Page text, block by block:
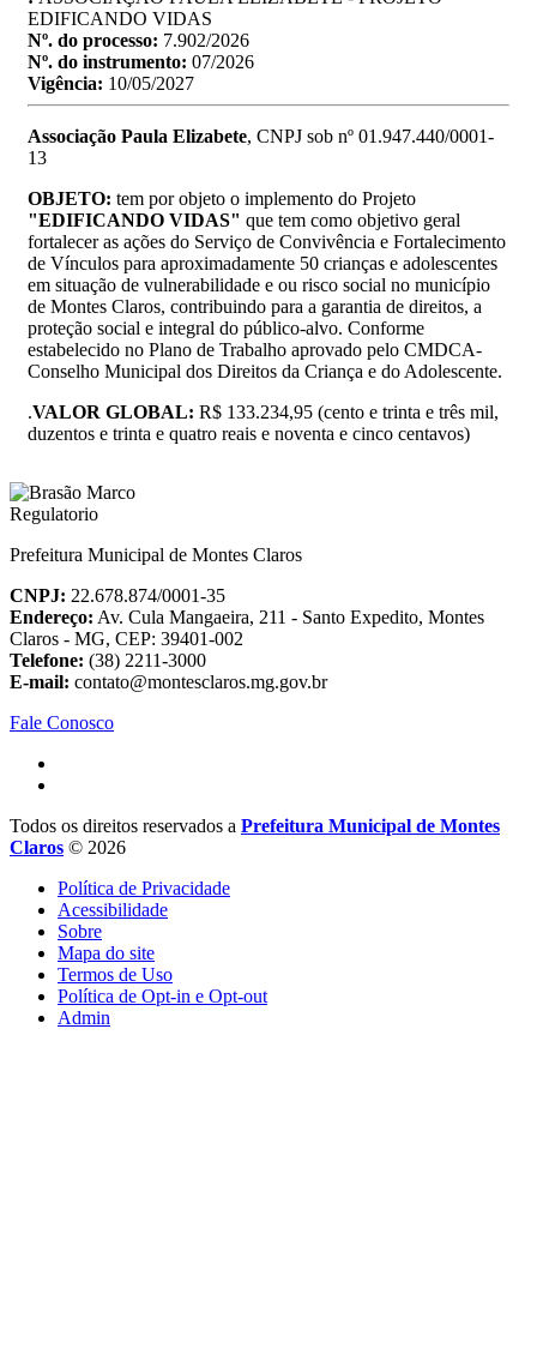
EDIFICANDO VIDAS
Nº. do processo: 7.902/2026
Nº. do instrumento: 07/2026
Vigência: 10/05/2027
Associação Paula Elizabete, CNPJ sob nº 01.947.440/0001-
13
OBJETO: tem por objeto o implemento do Projeto
"EDIFICANDO VIDAS" que tem como objetivo geral
fortalecer as ações do Serviço de Convivência e Fortalecimento
de Vínculos para aproximadamente 50 crianças e adolescentes
em situação de vulnerabilidade e ou risco social no município
de Montes Claros, contribuindo para a garantia de direitos, a
proteção social e integral do público-alvo. Conforme
estabelecido no Plano de Trabalho aprovado pelo CMDCA-
Conselho Municipal dos Direitos da Criança e do Adolescente.
.VALOR GLOBAL: R$ 133.234,95 (cento e trinta e três mil,
duzentos e trinta e quatro reais e noventa e cinco centavos)
Prefeitura Municipal de Montes Claros
CNPJ: 22.678.874/0001-35
Endereço: Av. Cula Mangaeira, 211 - Santo Expedito, Montes
Claros - MG, CEP: 39401-002
Telefone: (38) 2211-3000
E-mail: contato@montesclaros.mg.gov.br
Fale Conosco
Todos os direitos reservados a Prefeitura Municipal de Montes
Claros © 2026
Política de Privacidade
Acessibilidade
Sobre
Mapa do site
Termos de Uso
Política de Opt-in e Opt-out
Admin